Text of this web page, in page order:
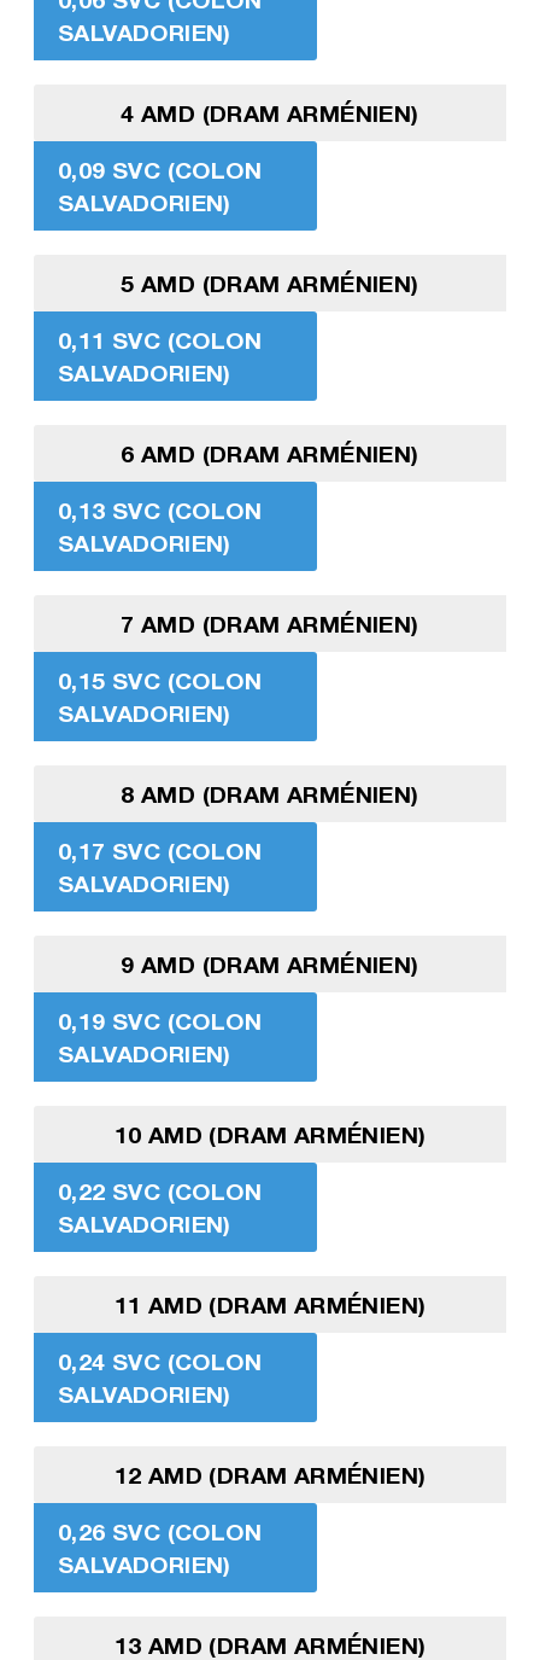
SALVADORIEN)
4 AMD (DRAM ARMÉNIEN)
0,09 SVC (COLON
SALVADORIEN)
5 AMD (DRAM ARMÉNIEN)
0,11 SVC (COLON
SALVADORIEN)
6 AMD (DRAM ARMÉNIEN)
0,13 SVC (COLON
SALVADORIEN)
7 AMD (DRAM ARMÉNIEN)
0,15 SVC (COLON
SALVADORIEN)
8 AMD (DRAM ARMÉNIEN)
0,17 SVC (COLON
SALVADORIEN)
9 AMD (DRAM ARMÉNIEN)
0,19 SVC (COLON
SALVADORIEN)
10 AMD (DRAM ARMÉNIEN)
0,22 SVC (COLON
SALVADORIEN)
11 AMD (DRAM ARMÉNIEN)
0,24 SVC (COLON
SALVADORIEN)
12 AMD (DRAM ARMÉNIEN)
0,26 SVC (COLON
SALVADORIEN)
13 AMD (DRAM ARMÉNIEN)